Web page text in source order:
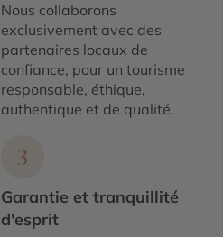
Nous collaborons
exclusivement avec des
partenaires locaux de
confiance, pour un tourisme
responsable, éthique,
authentique et de qualité.
3
Garantie et tranquillité
d'esprit